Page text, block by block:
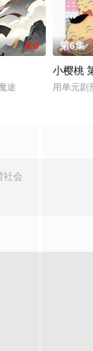
8.0
途
第6集
小樱桃
用单元剧